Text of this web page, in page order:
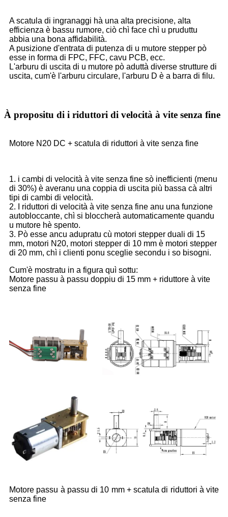
A scatula di ingranaggi hà una alta precisione, alta
efficienza è bassu rumore, ciò chì face chì u pruduttu
abbia una bona affidabilità.
A pusizione d'entrata di putenza di u mutore stepper pò
esse in forma di FPC, FFC, cavu PCB, ecc.
L'arburu di uscita di u mutore pò aduttà diverse strutture di
uscita, cum'è l'arburu circulare, l'arburu D è a barra di filu.
À propositu di i riduttori di velocità à vite senza fine
Motore N20 DC + scatula di riduttori à vite senza fine
1. i cambi di velocità à vite senza fine sò inefficienti (menu
di 30%) è averanu una coppia di uscita più bassa cà altri
tipi di cambi di velocità.
2. I riduttori di velocità à vite senza fine anu una funzione
autobloccante, chì si bloccherà automaticamente quandu
u mutore hè spento.
3. Pò esse ancu adupratu cù motori stepper duali di 15
mm, motori N20, motori stepper di 10 mm è motori stepper
di 20 mm, chì i clienti ponu sceglie secondu i so bisogni.
Cum'è mostratu in a figura quì sottu:
Motore passu à passu doppiu di 15 mm + riduttore à vite
senza fine
Motore passu à passu di 10 mm + scatula di riduttori à vite
senza fine